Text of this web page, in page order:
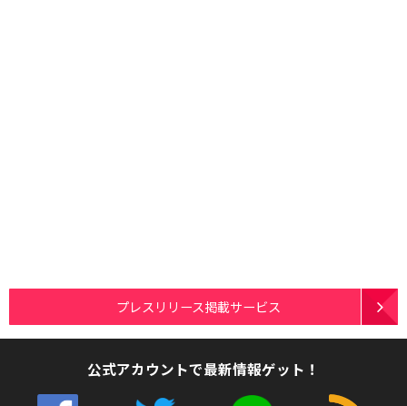
プレスリリース掲載サービス
公式アカウントで最新情報ゲット！